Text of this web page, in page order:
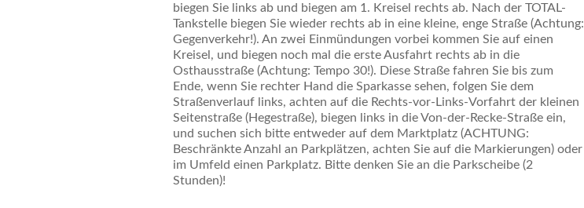
biegen Sie links ab und biegen am 1. Kreisel rechts ab. Nach der TOTAL-
Tankstelle biegen Sie wieder rechts ab in eine kleine, enge Straße (Achtung:
Gegenverkehr!). An zwei Einmündungen vorbei kommen Sie auf einen
Kreisel, und biegen noch mal die erste Ausfahrt rechts ab in die
Osthausstraße (Achtung: Tempo 30!). Diese Straße fahren Sie bis zum
Ende, wenn Sie rechter Hand die Sparkasse sehen, folgen Sie dem
Straßenverlauf links, achten auf die Rechts-vor-Links-Vorfahrt der kleinen
Seitenstraße (Hegestraße), biegen links in die Von-der-Recke-Straße ein,
und suchen sich bitte entweder auf dem Marktplatz (ACHTUNG:
Beschränkte Anzahl an Parkplätzen, achten Sie auf die Markierungen) oder
im Umfeld einen Parkplatz. Bitte denken Sie an die Parkscheibe (2
Stunden)!